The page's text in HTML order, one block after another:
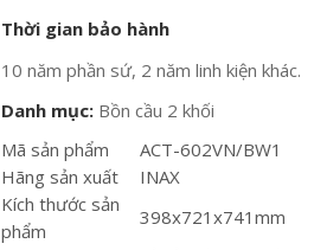
Thời gian bảo hành
10 năm phần sứ, 2 năm linh kiện khác.
Danh mục: Bồn cầu 2 khối
Mã sản phẩm
ACT-602VN/BW1
Hãng sản xuất
INAX
Kích thước sản
phẩm
398x721x741mm